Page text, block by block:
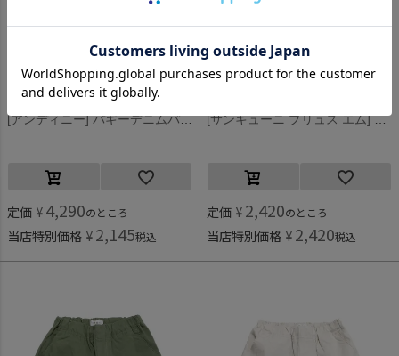
アンディニー
[アンディニー] バギーデニムパンツ ブルー(BL)
定価 ¥ 4,290のところ
当店特別価格 ¥ 2,145税込
[サンキューニ プリュス エム] maru kids アンブレラ（ブラック） ブラック
定価 ¥ 2,420のところ
当店特別価格 ¥ 2,420税込